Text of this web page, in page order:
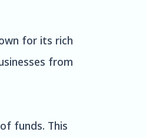
for its rich
from
funds. This